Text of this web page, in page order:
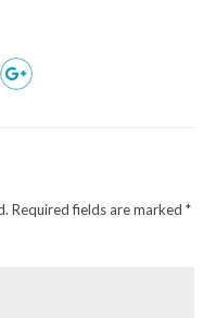
Required fields are marked *